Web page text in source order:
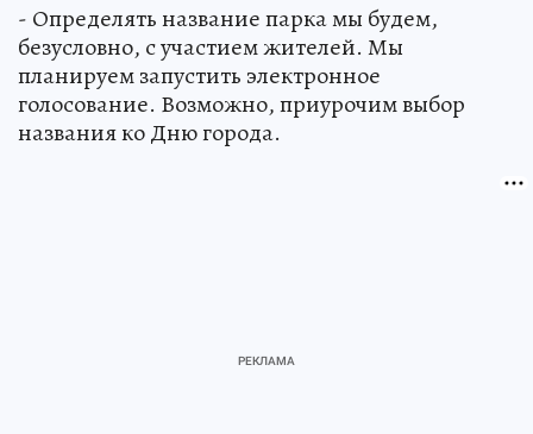
- Определять название парка мы будем,
безусловно, с участием жителей. Мы
планируем запустить электронное
голосование. Возможно, приурочим выбор
названия ко Дню города.